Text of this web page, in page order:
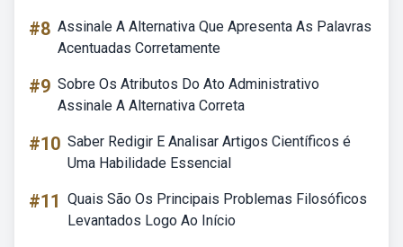
#8 Assinale A Alternativa Que Apresenta As Palavras
Acentuadas Corretamente
#9 Sobre Os Atributos Do Ato Administrativo
Assinale A Alternativa Correta
#10 Saber Redigir E Analisar Artigos Científicos é
Uma Habilidade Essencial
#11 Quais São Os Principais Problemas Filosóficos
Levantados Logo Ao Início